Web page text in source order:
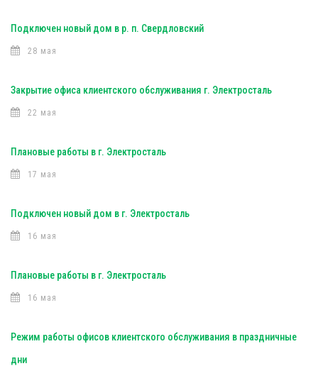
Подключен новый дом в р. п. Свердловский
28 мая
Закрытие офиса клиентского обслуживания г. Электросталь
22 мая
Плановые работы в г. Электросталь
17 мая
Подключен новый дом в г. Электросталь
16 мая
Плановые работы в г. Электросталь
16 мая
Режим работы офисов клиентского обслуживания в праздничные
дни